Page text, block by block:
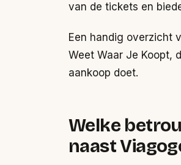
van de tickets en
Een handig overzicht
Weet Waar Je Koopt,
aankoop doet.
Welke
naast